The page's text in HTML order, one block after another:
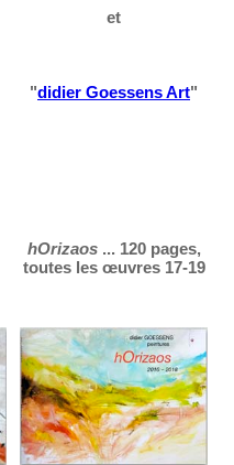
et
"didier Goessens Art"
hOrizaos... 120 pages,
toutes les œuvres 17-19